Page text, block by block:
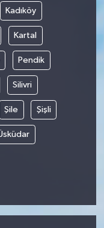
Kadıköy
Kartal
Pendik
Silivri
Şile Şişli